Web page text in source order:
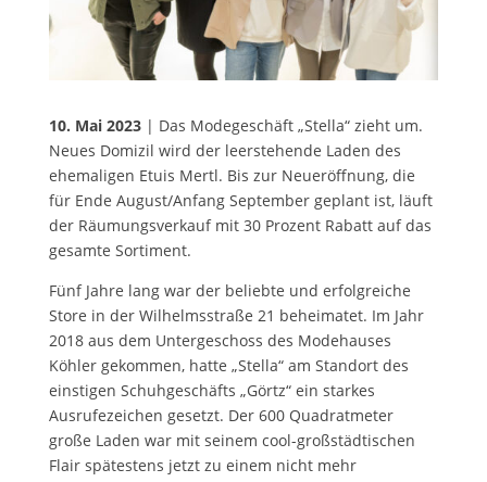
10. Mai 2023| Das Modegeschäft „Stella“ zieht um.
Neues Domizil wird der leerstehende Laden des
ehemaligen Etuis Mertl. Bis zur Neueröffnung, die
für Ende August/Anfang September geplant ist, läuft
der Räumungsverkauf mit 30 Prozent Rabatt auf das
gesamte Sortiment.
Fünf Jahre lang war der beliebte und erfolgreiche
Store in der Wilhelmsstraße 21 beheimatet. Im Jahr
2018 aus dem Untergeschoss des Modehauses
Köhler gekommen, hatte „Stella“ am Standort des
einstigen Schuhgeschäfts „Görtz“ ein starkes
Ausrufezeichen gesetzt. Der 600 Quadratmeter
große Laden war mit seinem cool-großstädtischen
Flair spätestens jetzt zu einem nicht mehr